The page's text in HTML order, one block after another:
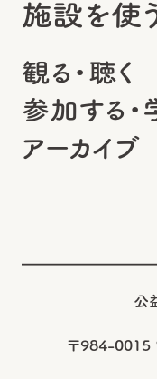
公
〒984-0015
施設を使
観る・聴く
参加する・
アーカイブ